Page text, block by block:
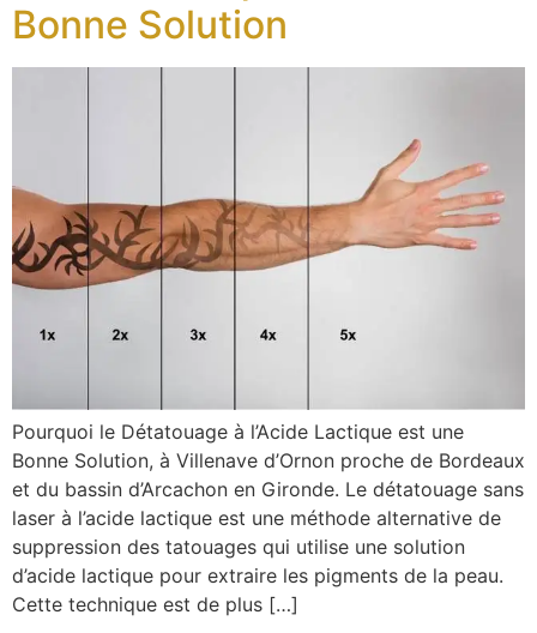
Bonne Solution
Pourquoi le Détatouage à l’Acide Lactique est une
Bonne Solution, à Villenave d’Ornon proche de Bordeaux
et du bassin d’Arcachon en Gironde. Le détatouage sans
laser à l’acide lactique est une méthode alternative de
suppression des tatouages qui utilise une solution
d’acide lactique pour extraire les pigments de la peau.
Cette technique est de plus […]